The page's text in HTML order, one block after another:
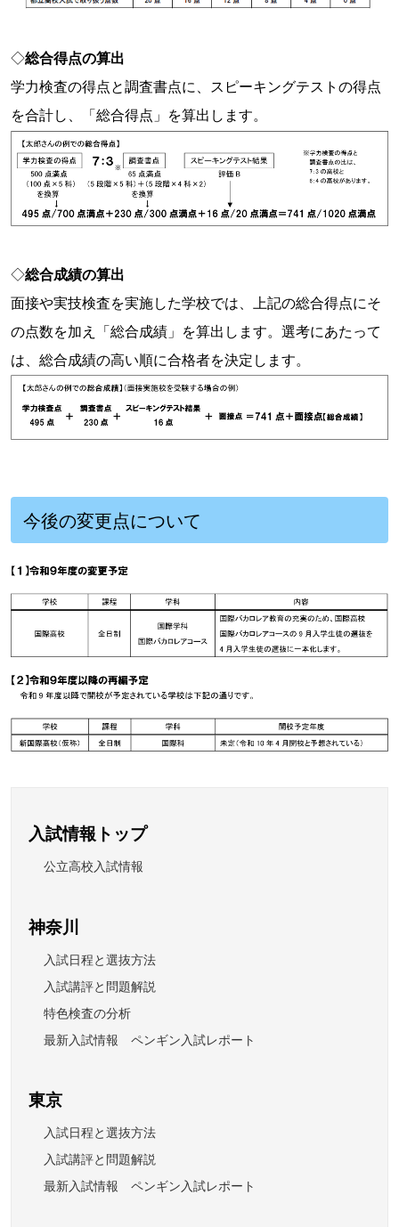
◇総合得点の算出
学力検査の得点と調査書点に、スピーキングテストの得点
を合計し、「総合得点」を算出します。
◇総合成績の算出
面接や実技検査を実施した学校では、上記の総合得点にそ
の点数を加え「総合成績」を算出します。選考にあたって
は、総合成績の高い順に合格者を決定します。
今後の変更点について
入試情報トップ
公立高校入試情報
神奈川
入試日程と選抜方法
入試講評と問題解説
特色検査の分析
最新入試情報 ペンギン入試レポート
東京
入試日程と選抜方法
入試講評と問題解説
最新入試情報 ペンギン入試レポート